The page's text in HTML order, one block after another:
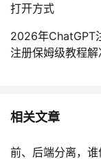
打开方式
2026年ChatGPT
注册保姆级教程
相关文章
前、后端分离，谁